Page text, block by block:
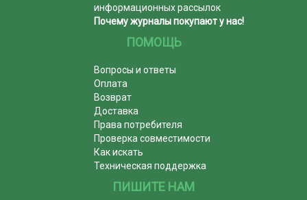
информационных рассылок
Почему журналы покупают у нас!
ПОМОЩЬ
Вопросы и ответы
Оплата
Возврат
Доставка
Права потребителя
Проверка совместимости
Как искать
Техническая поддержка
ПИШИТЕ НАМ